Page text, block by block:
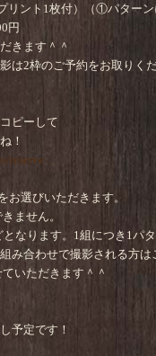
リント1枚付）（①パターン
円
きます＾＾
は2枠のご予約をお取りくだ
ピーして
！
reserve…
選びいただきます。
ません。
なります。1組につき1パタ
み合わせで撮影される方は
いただきます＾＾
予定です！